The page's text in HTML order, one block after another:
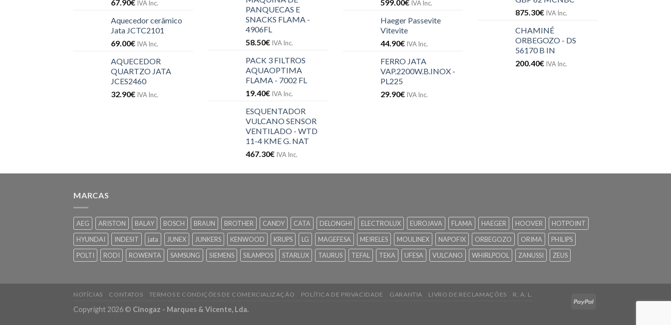
67.90€ IVA Inc.
Aquecedor cerâmico
Jata JCTC2101
69.00€ IVA Inc.
AQUECEDOR
QUARTZO JATA
JCES2460
32.90€ IVA Inc.
PANQUECAS E
SNACKS FLAMA -
4906FL
58.50€ IVA Inc.
PACK 3 FILTROS
AQUAOPTIMA
FLAMA - 7002 FL
19.40€ IVA Inc.
ESQUENTADOR
VULCANO SENSOR
VENTILADO - WTD
11-4 KME G. NAT
467.30€ IVA Inc.
599.00€ IVA Inc.
Haeger Passevite
Vitevite
44.90€ IVA Inc.
FERRO JATA
VAP.2200W.B.INOX -
PL225
29.90€ IVA Inc.
875.30€ IVA Inc.
CHAMINÉ
ORBEGOZO - DS
56170 B IN
200.40€ IVA Inc.
MARCAS
AEG ARISTON BALAY BOSCH BRAUN BROTHER CANDY CATA DELONGHI ELECTROLUX EUROJAVA FLAMA HAEGER HOOVER
HOTPOINT
HYUNDAI
INDESIT jata JUNEX JUNKERS KENWOOD KRUPS LG MAGEFESA MEIRELES MOULINEX NAPOFIX ORBEGOZO ORIMA
PHILIPS
POLTI
RODI ROWENTA SAMSUNG SIEMENS SILAMPOS STARLUX TAURUS TEFAL TEKA UFESA VULCANO WHIRLPOOL ZANUSSI ZEUS
NOTÍCIAS CONTATOS TERMOS E CONDIÇÕES DE COMERCIALIZAÇÃO POLÍTICA DE PRIVACIDADE GARANTIA LIVRO DE RECLAMAÇÕES R. A. L.
Copyright 2026 © Cinogaz - Marques & Vicente, Lda.